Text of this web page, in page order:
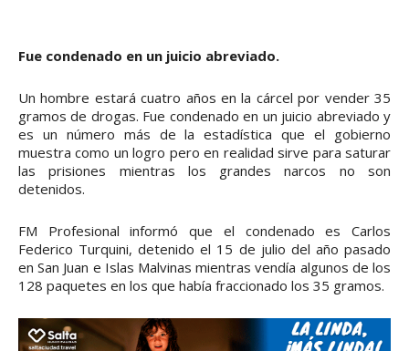
Fue condenado en un juicio abreviado.
Un hombre estará cuatro años en la cárcel por vender 35
gramos de drogas. Fue condenado en un juicio abreviado y
es un número más de la estadística que el gobierno
muestra como un logro pero en realidad sirve para saturar
las prisiones mientras los grandes narcos no son
detenidos.
FM Profesional informó que el condenado es Carlos
Federico Turquini, detenido el 15 de julio del año pasado
en San Juan e Islas Malvinas mientras vendía algunos de los
128 paquetes en los que había fraccionado los 35 gramos.